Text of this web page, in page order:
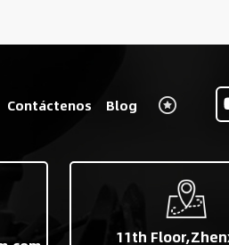
Contáctenos Blog
11th